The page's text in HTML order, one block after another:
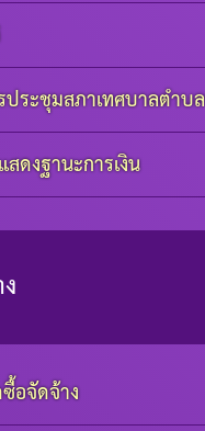
ประชุมสภาเทศบาลตำบ
ดงฐานะการเงิน
อจัดจ้าง